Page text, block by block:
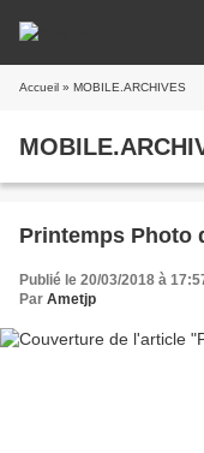
Accueil » MOBILE.ARCHIVES
Printemps Photo
Publié le 20/03/2018 à
Par Ametjp